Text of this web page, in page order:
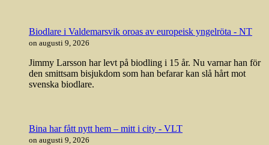
Biodlare i Valdemarsvik oroas av europeisk yngelröta - NT
on augusti 9, 2026
Jimmy Larsson har levt på biodling i 15 år. Nu varnar han för
den smittsam bisjukdom som han befarar kan slå hårt mot
svenska biodlare.
Bina har fått nytt hem – mitt i city - VLT
on augusti 9, 2026